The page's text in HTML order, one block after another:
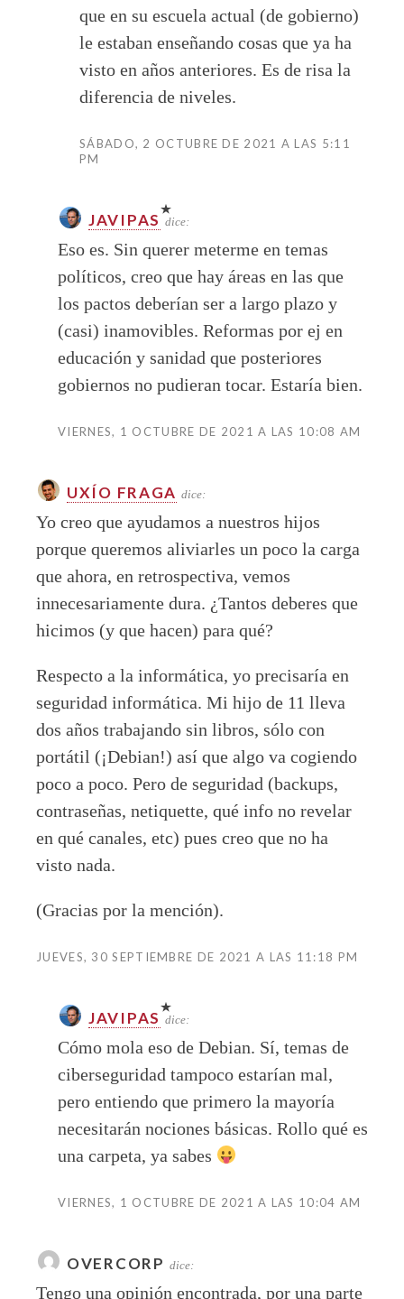
que en su escuela actual (de gobierno)
le estaban enseñando cosas que ya ha
visto en años anteriores. Es de risa la
diferencia de niveles.
SÁBADO, 2 OCTUBRE DE 2021 A LAS 5:11
PM
JAVIPAS dice:
Eso es. Sin querer meterme en temas
políticos, creo que hay áreas en las que
los pactos deberían ser a largo plazo y
(casi) inamovibles. Reformas por ej en
educación y sanidad que posteriores
gobiernos no pudieran tocar. Estaría bien.
VIERNES, 1 OCTUBRE DE 2021 A LAS 10:08 AM
UXÍO FRAGA dice:
Yo creo que ayudamos a nuestros hijos
porque queremos aliviarles un poco la carga
que ahora, en retrospectiva, vemos
innecesariamente dura. ¿Tantos deberes que
hicimos (y que hacen) para qué?
Respecto a la informática, yo precisaría en
seguridad informática. Mi hijo de 11 lleva
dos años trabajando sin libros, sólo con
portátil (¡Debian!) así que algo va cogiendo
poco a poco. Pero de seguridad (backups,
contraseñas, netiquette, qué info no revelar
en qué canales, etc) pues creo que no ha
visto nada.
(Gracias por la mención).
JUEVES, 30 SEPTIEMBRE DE 2021 A LAS 11:18 PM
JAVIPAS dice:
Cómo mola eso de Debian. Sí, temas de
ciberseguridad tampoco estarían mal,
pero entiendo que primero la mayoría
necesitarán nociones básicas. Rollo qué es
una carpeta, ya sabes
VIERNES, 1 OCTUBRE DE 2021 A LAS 10:04 AM
OVERCORP dice:
Tengo una opinión encontrada, por una parte